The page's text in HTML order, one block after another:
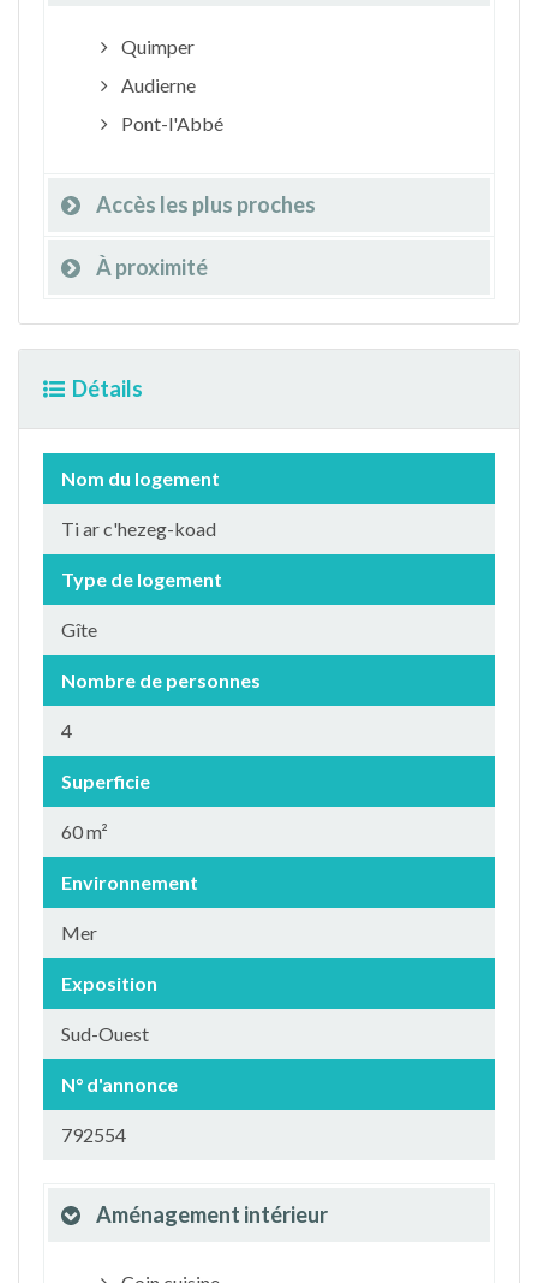
Quimper
Audierne
Pont-l'Abbé
Accès les plus proches
À proximité
Détails
Nom du logement
Ti ar c'hezeg-koad
Type de logement
Gîte
Nombre de personnes
4
Superficie
60 m²
Environnement
Mer
Exposition
Sud-Ouest
N° d'annonce
792554
Aménagement intérieur